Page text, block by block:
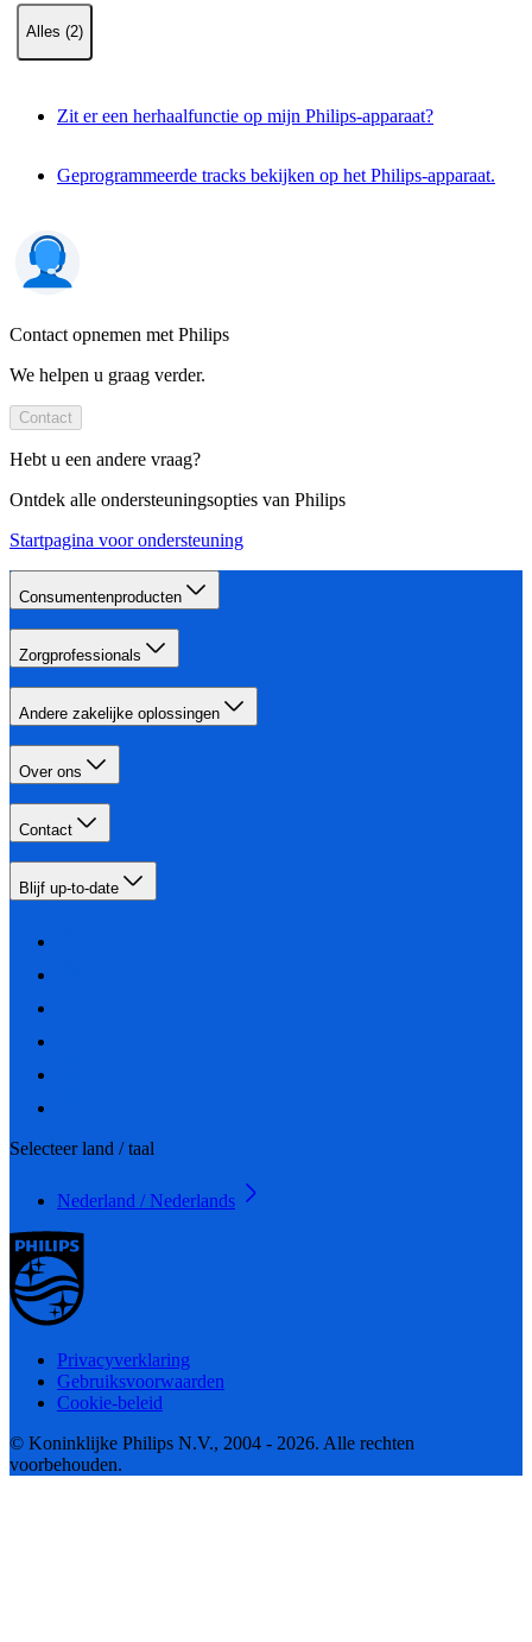
Alles (2)
Zit er een herhaalfunctie op mijn Philips-apparaat?
Geprogrammeerde tracks bekijken op het Philips-apparaat.
Contact opnemen met Philips
We helpen u graag verder.
Contact
Hebt u een andere vraag?
Ontdek alle ondersteuningsopties van Philips
Startpagina voor ondersteuning
Consumentenproducten
Zorgprofessionals
Andere zakelijke oplossingen
Over ons
Contact
Blijf up-to-date
Selecteer land / taal
Nederland / Nederlands
Privacyverklaring
Gebruiksvoorwaarden
Cookie-beleid
© Koninklijke Philips N.V., 2004 - 2026. Alle rechten
voorbehouden.